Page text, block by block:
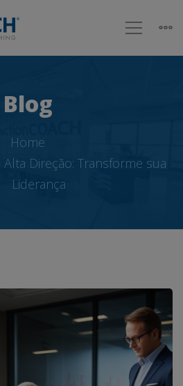
Blog
Home
Alta Direção: Transforme sua
Liderança